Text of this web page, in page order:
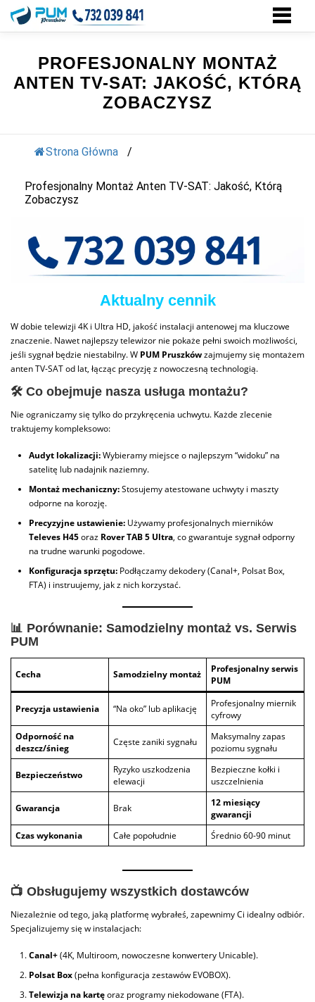
Przejdź
treści
PROFESJONALNY MONTAŻ
ANTEN TV-SAT: JAKOŚĆ, KTÓRĄ
ZOBACZYSZ
Strona Główna / ‌
Profesjonalny Montaż Anten TV-SAT: Jakość, Którą
Zobaczysz
Aktualny cennik
W dobie telewizji 4K i Ultra HD, jakość instalacji antenowej ma kluczowe
znaczenie. Nawet najlepszy telewizor nie pokaże pełni swoich możliwości,
jeśli sygnał będzie niestabilny. W PUM Pruszkówzajmujemy się montażem
anten TV-SAT od lat, łącząc precyzję z nowoczesną technologią.
🛠️ Co obejmuje nasza usługa montażu?
Nie ograniczamy się tylko do przykręcenia uchwytu. Każde zlecenie
traktujemy kompleksowo:
Audyt lokalizacji:Wybieramy miejsce o najlepszym “widoku” na
satelitę lub nadajnik naziemny.
Montaż mechaniczny:Stosujemy atestowane uchwyty i maszty
odporne na korozję.
Precyzyjne ustawienie: Używamy profesjonalnych mierników
Televes H45oraz Rover TAB 5 Ultra, co gwarantuje sygnał odporny
na trudne warunki pogodowe.
Konfiguracja sprzętu: Podłączamy dekodery (Canal+, Polsat Box,
FTA) i instruujemy, jak z nich korzystać.
📊 Porównanie: Samodzielny montaż vs. Serwis
PUM
Cecha Samodzielny montaż
Profesjonalny serwis
PUM
Precyzja ustawienia “Na oko” lub aplikację
Profesjonalny miernik
cyfrowy
Odporność na
deszcz/śnieg
Częste zaniki sygnału
Maksymalny zapas
poziomu sygnału
Bezpieczeństwo
Ryzyko uszkodzenia
elewacji
Bezpieczne kołki i
uszczelnienia
Gwarancja Brak
12 miesiący
gwarancji
Czas wykonania
Całe popołudnie Średnio 60-90 minut
📺 Obsługujemy wszystkich dostawców
Niezależnie od tego, jaką platformę wybrałeś, zapewnimy Ci idealny odbiór.
Specjalizujemy się w instalacjach:
Canal+(4K, Multiroom, nowoczesne konwertery Unicable).
Polsat Box(pełna konfiguracja zestawów EVOBOX).
Telewizja na kartęoraz programy niekodowane (FTA).